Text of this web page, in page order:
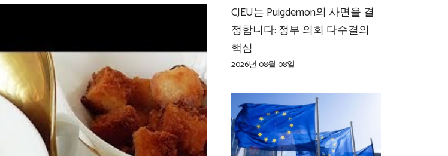
CJEU는 Puigdemon의 사면을 결
정합니다: 정부 의회 다수결의
핵심
2026년 08월 08일